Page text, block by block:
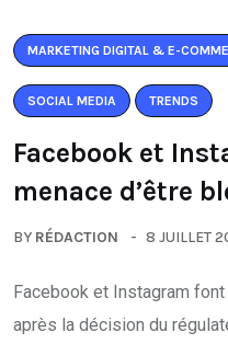
MARKETING DIGITAL & E-
SOCIAL MEDIA TRENDS
Facebook et
menace d’être
BY RÉDACTION 8 JUILLET
Facebook et Instagram
après la décision du